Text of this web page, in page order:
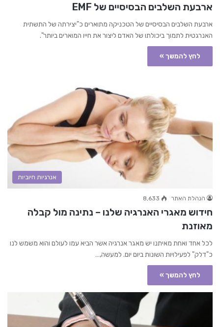
ארבעת השלבים הבסיסיים של EMF
ארבעת השלבים הבסיסיים של הטכניקה מתוארים כ"יצירתה של התשתית
האנרגטית לתמוך ביכולתו של האדם ליצור את חייו המוארים ביותר".
לחץ להמשך »
אנרגיות חיוביות
הנהלת האתר 8,633
חידוש מאגרי האנרגיה שלנו – נתינה מול קבלה
מאוזנת
לכל אחד ואחת מאיתנו יש מאגר אנרגיה אשר הביא עמו לעולם והוא משמש לנו
כ"דלק" לפעילויות השונות ביום יום. למעשה,…
לחץ להמשך »